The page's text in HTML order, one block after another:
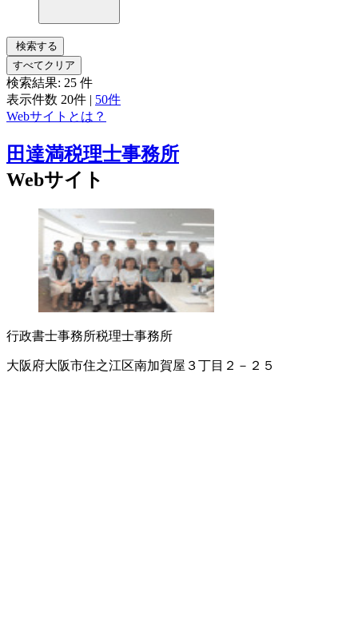
検索する
すべてクリア
検索結果: 25 件
表示件数 20件 | 50件
Webサイトとは？
田達満税理士事務所
Webサイト
行政書士事務所税理士事務所
大阪府大阪市住之江区南加賀屋３丁目２－２５